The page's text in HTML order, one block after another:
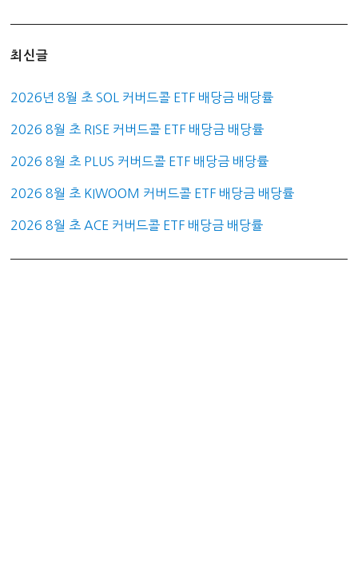
최신글
2026년 8월 초 SOL 커버드콜 ETF 배당금 배당률
2026 8월 초 RISE 커버드콜 ETF 배당금 배당률
2026 8월 초 PLUS 커버드콜 ETF 배당금 배당률
2026 8월 초 KIWOOM 커버드콜 ETF 배당금 배당률
2026 8월 초 ACE 커버드콜 ETF 배당금 배당률